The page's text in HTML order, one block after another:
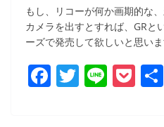
もし、リコーが何か画期的な
カメラを出すとすれば、GRと
ーズで発売して欲しいと思いま
F T Li P